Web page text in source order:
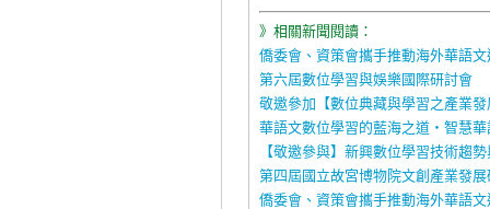
》相關新聞閱讀：
僑委會、資策會攜手推動海外華語
第六屆數位學習與娛樂國際研討會
敬邀參加【數位典藏與學習之產業
華語文數位學習的藍海之道‧智慧
【敬邀參與】新興數位學習技術趨
第四屆國立故宮博物院文創產業發展
僑委會、資策會攜手推動海外華語